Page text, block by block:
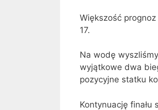
Większość
17.
Na wodę
wyjątkowe dwa
pozycyjne statku
Kontynuację